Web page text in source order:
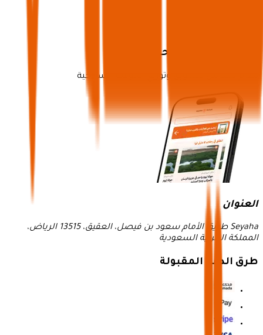
تطبيق شركاء سياحة
نظام متكامل لتسويق وتوزيع الجولات السياحية
العنوان
Seyaha طريق الأمام سعود بن فيصل، العقيق، 13515 الرياض،
المملكة العربية السعودية
طرق الدفع المقبولة